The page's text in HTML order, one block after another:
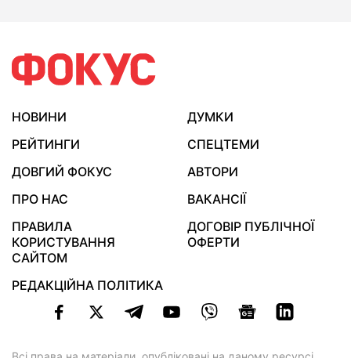
НОВИНИ
ДУМКИ
РЕЙТИНГИ
СПЕЦТЕМИ
ДОВГИЙ ФОКУС
АВТОРИ
ПРО НАС
ВАКАНСІЇ
ПРАВИЛА
КОРИСТУВАННЯ
САЙТОМ
ДОГОВІР ПУБЛІЧНОЇ
ОФЕРТИ
РЕДАКЦІЙНА ПОЛІТИКА